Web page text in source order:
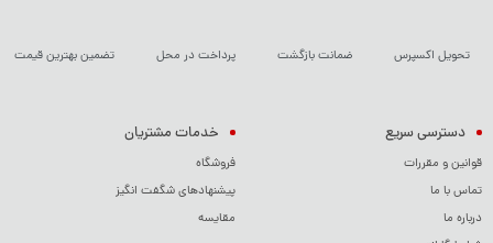
تحویل اکسپرس ضمانت بازگشت پرداخت در محل تضمین بهترین قیمت
دسترسی سریع
قوانین و مقررات
تماس با ما
درباره ما
خدمات مشتریان
فروشگاه
پیشنهادهای شگفت انگیز
مقایسه